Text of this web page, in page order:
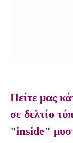
Πείτε μας
σε δελτίο
"inside"